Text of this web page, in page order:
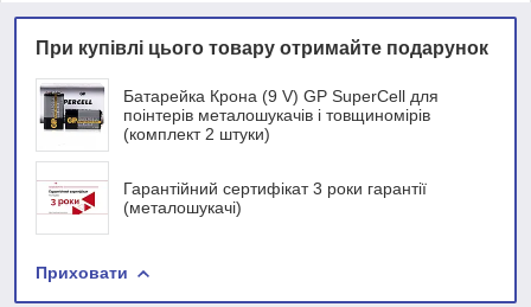
При купівлі цього товару отримайте подарунок
Батарейка Крона (9 V) GP SuperCell для
поінтерів металошукачів і товщиномірів
(комплект 2 штуки)
Гарантійний сертифікат 3 роки гарантії
(металошукачі)
Приховати